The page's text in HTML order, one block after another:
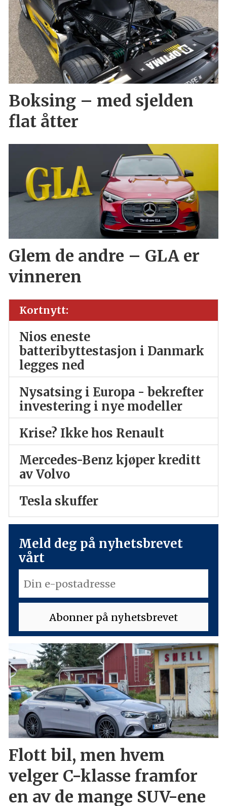
Boksing – med sjelden
flat åtter
Glem de andre – GLA er
vinneren
Kortnytt:
Nios eneste
batteribyttestasjon i Danmark
legges ned
Nysatsing i Europa - bekrefter
investering i nye modeller
Krise? Ikke hos Renault
Mercedes-Benz kjøper kreditt
av Volvo
Tesla skuffer
Meld deg på nyhetsbrevet
vårt
Flott bil, men hvem
velger C-klasse framfor
en av de mange SUV-ene